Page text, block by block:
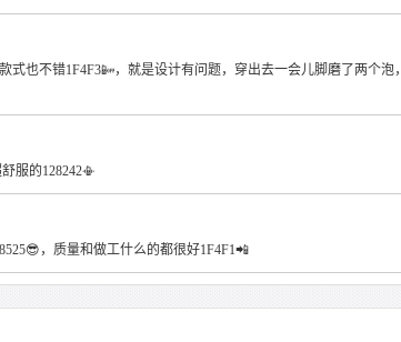
式也不错1F4F3📴，就是设计有问题，穿出去一会儿脚磨了两个泡，
服的128242📳
，质量和做工什么的都很好1F4F1📲